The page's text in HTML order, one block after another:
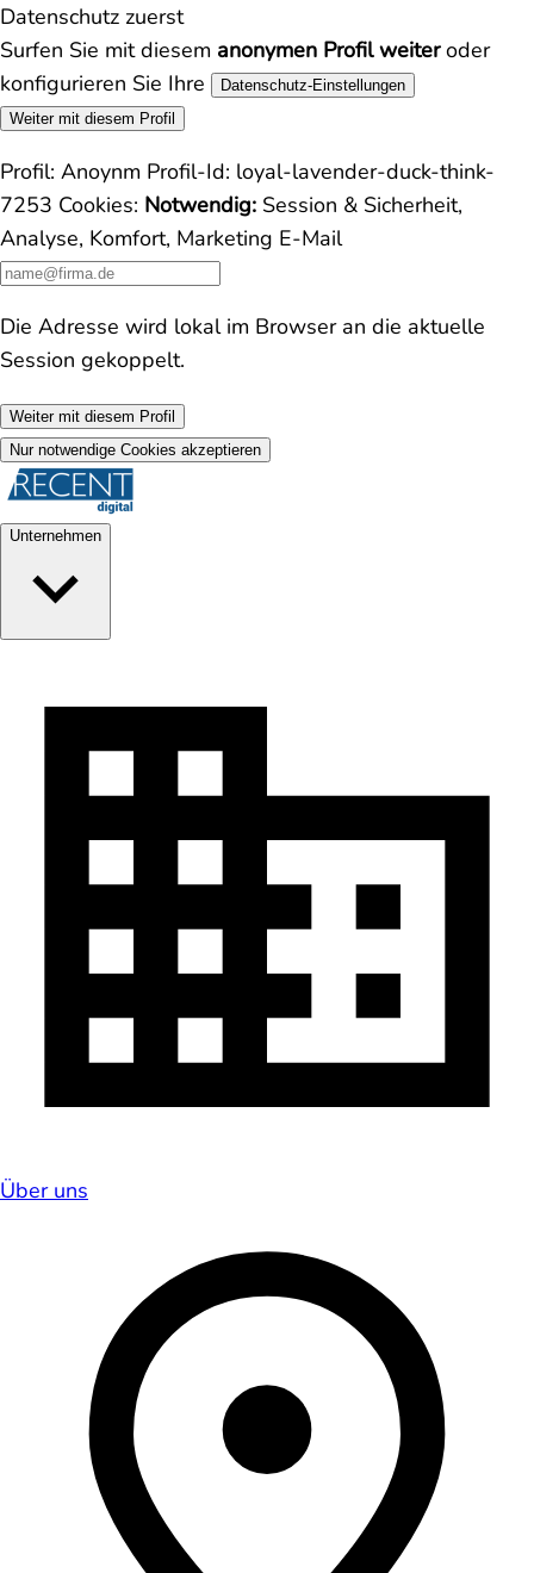
Datenschutz zuerst
Surfen Sie mit diesem anonymen Profil weiteroder
konfigurieren Sie Ihre
Datenschutz-Einstellungen
Weiter mit diesem Profil
Profil: Anoynm Profil-Id: loyal-lavender-duck-think-
7253 Cookies: Notwendig: Session & Sicherheit,
Analyse, Komfort, Marketing E-Mail
Die Adresse wird lokal im Browser an die aktuelle
Session gekoppelt.
Weiter mit diesem Profil
Nur notwendige Cookies akzeptieren
Unternehmen
Über uns